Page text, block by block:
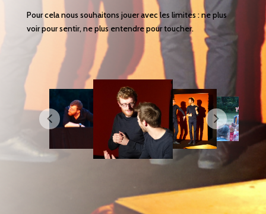
Pour cela nous souhaitons jouer avec les limites : ne plus
voir pour sentir, ne plus entendre pour toucher.